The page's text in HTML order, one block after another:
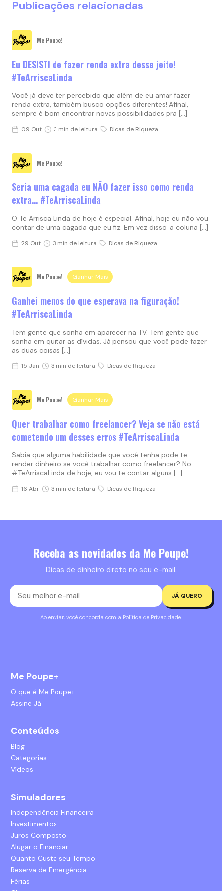
Publicações relacionadas
Me Poupe!
Eu DESISTI de fazer renda extra desse jeito!
#TeArriscaLinda
Você já deve ter percebido que além de eu amar fazer
renda extra, também busco opções diferentes! Afinal,
sempre é bom encontrar novas possibilidades pra […]
09 Out 3 min de leitura Dicas de Riqueza
Me Poupe!
Seria uma cagada eu NÃO fazer isso como renda
extra… #TeArriscaLinda
O Te Arrisca Linda de hoje é especial. Afinal, hoje eu não vou
contar de uma cagada que eu fiz. Em vez disso, a coluna […]
29 Out 3 min de leitura Dicas de Riqueza
Me Poupe! Ganhar Mais
Ganhei menos do que esperava na figuração!
#TeArriscaLinda
Tem gente que sonha em aparecer na TV. Tem gente que
sonha em quitar as dívidas. Já pensou que você pode fazer
as duas coisas […]
15 Jan 3 min de leitura Dicas de Riqueza
Me Poupe! Ganhar Mais
Quer trabalhar como freelancer? Veja se não está
cometendo um desses erros #TeArriscaLinda
Sabia que alguma habilidade que você tenha pode te
render dinheiro se você trabalhar como freelancer? No
#TeArriscaLinda de hoje, eu vou te contar alguns […]
16 Abr 3 min de leitura Dicas de Riqueza
Receba as novidades da Me Poupe!
Dicas de dinheiro direto no seu e-mail.
JÁ QUERO
Ao enviar, você concorda com a Política de Privacidade
Me Poupe+
O que é Me Poupe+
Assine Já
Conteúdos
Blog
Categorias
Vídeos
Simuladores
Independência Financeira
Investimentos
Juros Composto
Alugar o Financiar
Quanto Custa seu Tempo
Reserva de Emergência
Férias